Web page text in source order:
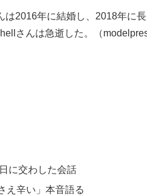
2016年に結婚し、2018年に
さんは急逝した。（
に交わした会話
え辛い」本音語る